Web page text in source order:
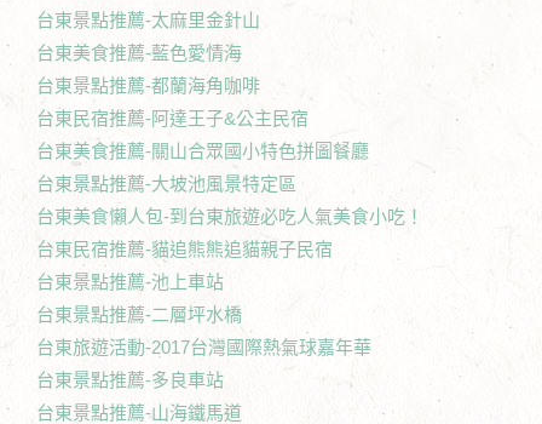
台東景點推薦-太麻里金針山
台東美食推薦-藍色愛情海
台東景點推薦-都蘭海角咖啡
台東民宿推薦-阿達王子&公主民宿
台東美食推薦-關山合眾國小特色拼圖餐廳
台東景點推薦-大坡池風景特定區
台東美食懶人包-到台東旅遊必吃人氣美食小吃！
台東民宿推薦-貓追熊熊追貓親子民宿
台東景點推薦-池上車站
台東景點推薦-二層坪水橋
台東旅遊活動-2017台灣國際熱氣球嘉年華
台東景點推薦-多良車站
台東景點推薦-山海鐵馬道